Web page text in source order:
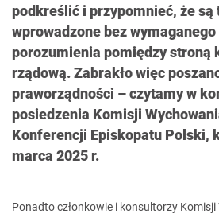
podkreślić i przypomnieć, że są
wprowadzone bez
porozumienia pomiędzy stroną
rządową. Zabrakło więc
praworządności – czytamy w
posiedzenia Komisji
Konferencji Episkopatu Polski,
marca 2025 r.
Ponadto członkowie i konsultorzy